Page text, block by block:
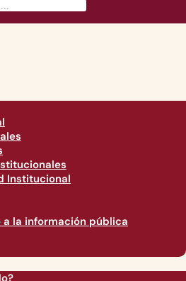
Institucional
la información pública